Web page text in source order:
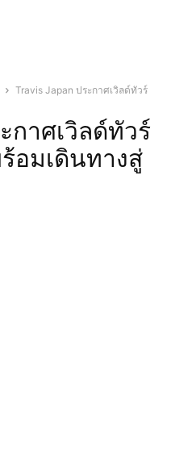
Travis Japan ประกาศเวิลด์ทัวร์
กาศเวิลด์ทัวร์
อมเดินทางสู่